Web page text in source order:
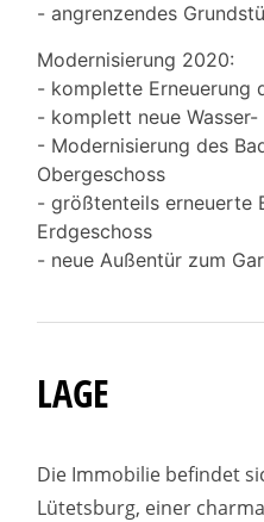
- angrenzendes
Modernisierung 2020:
- komplette Erneuerung
- komplett neue
- Modernisierung des
Obergeschoss
- größtenteils erneuerte
Erdgeschoss
- neue Außentür zum
LAGE
Die Immobilie befindet
Lütetsburg, einer